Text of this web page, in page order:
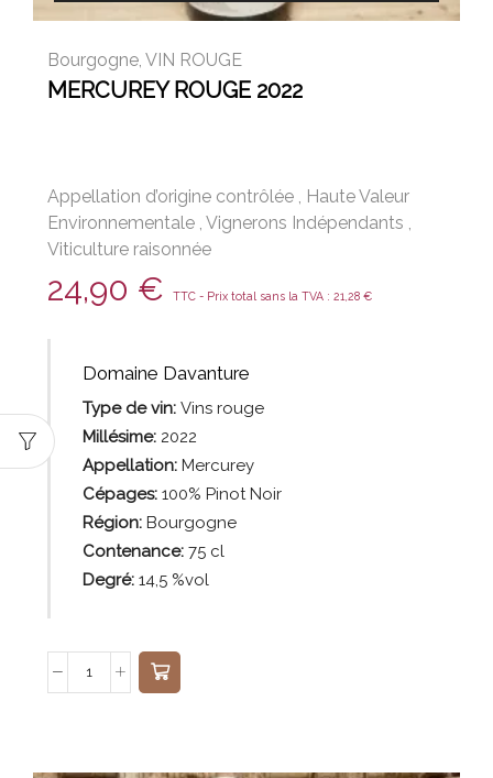
Bourgogne, VIN ROUGE
MERCUREY ROUGE 2022
Appellation d’origine contrôlée
Haute Valeur
Environnementale Vignerons Indépendants
Viticulture raisonnée
24,90 € TTC - Prix total sans la TVA : 21,28 €
Domaine Davanture
Type de vin: Vins rouge
Millésime:2022
Appellation:Mercurey
Cépages:100% Pinot Noir
Région: Bourgogne
Contenance:75cl
Degré:14,5 %vol